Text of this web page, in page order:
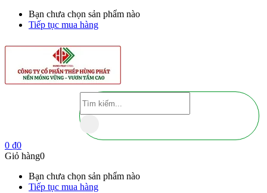
Bạn chưa chọn sản phẩm nào
Tiếp tục mua hàng
0 ₫0
Giỏ hàng0
Bạn chưa chọn sản phẩm nào
Tiếp tục mua hàng